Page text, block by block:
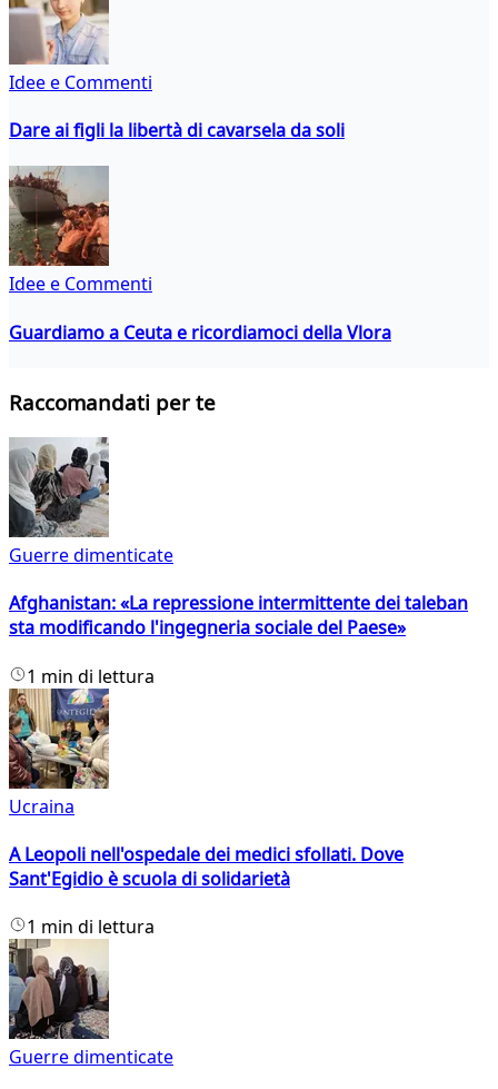
Idee e Commenti
Dare ai figli la libertà di cavarsela da soli
Idee e Commenti
Guardiamo a Ceuta e ricordiamoci della Vlora
Raccomandati per te
Guerre dimenticate
Afghanistan: «La repressione intermittente dei taleban
sta modificando l'ingegneria sociale del Paese»
1 min di lettura
Ucraina
A Leopoli nell'ospedale dei medici sfollati. Dove
Sant'Egidio è scuola di solidarietà
1 min di lettura
Guerre dimenticate